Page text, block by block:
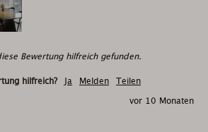
Bewertung hilfreich gefunden.
hilfreich? Ja Melden Teilen
vor 10 Monaten